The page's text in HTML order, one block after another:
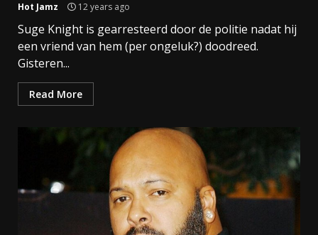
Hot Jamz 12 years ago
Suge Knight is gearresteerd door de politie nadat hij
een vriend van hem (per ongeluk?) doodreed.
Gisteren...
Read More